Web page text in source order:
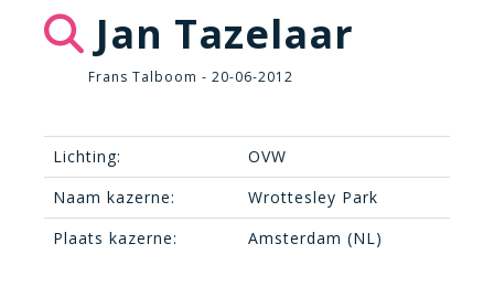
Jan Tazelaar
Frans Talboom - 20-06-2012
Lichting:
OVW
Naam kazerne:
Wrottesley Park
Plaats kazerne:
Amsterdam (NL)